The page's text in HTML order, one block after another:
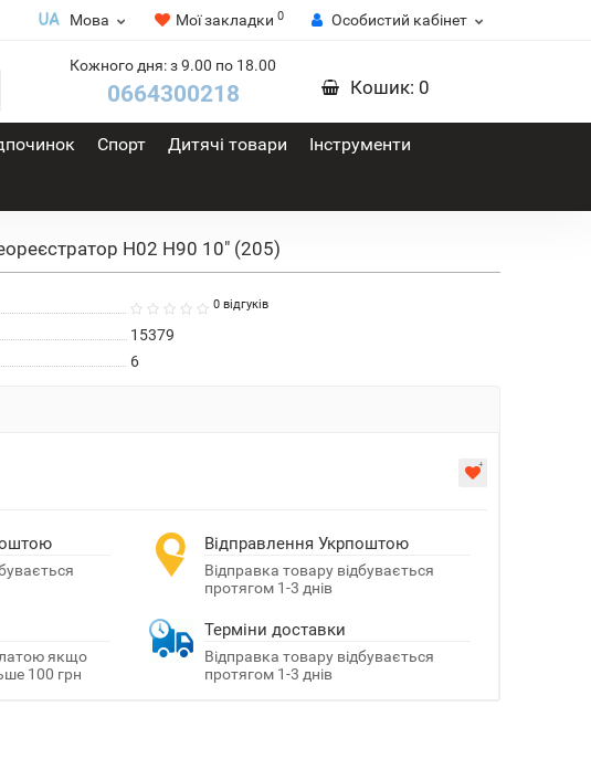
Мова Мої закладки 0 Особистий кабінет
Кожного дня: з 9.00 по 18.00
0664300218 Кошик: 0
Спорт Дитячі товари Інструменти
H02 H90 10" (205)
0 відгуків
15379
6
Відправлення Укрпоштою
Відправка товару відбувається
протягом 1-3 днів
якщо
100 грн
Терміни доставки
Відправка товару відбувається
протягом 1-3 днів